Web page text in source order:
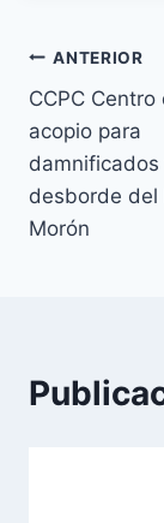
de
ANTERIOR
CCPC Centro
acopio para
damnificados
desborde del
Morón